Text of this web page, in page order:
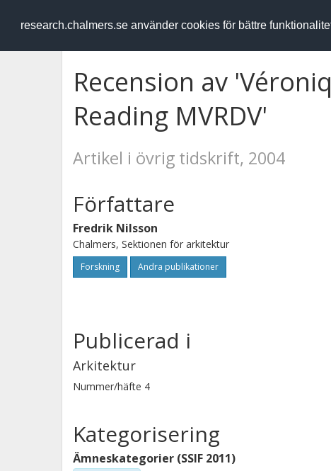
research.chalmers.se använder cookies för bättre
RESEARCH.chalmers.se
Recension av
Reading MVRDV'
Artikel i övrig tidskrift, 2004
Författare
Fredrik Nilsson
Chalmers, Sektionen för arkitektur
Forskning Andra publikationer
Publicerad i
Arkitektur
Nummer/häfte 4
Kategorisering
Ämneskategorier (SSIF 2011)